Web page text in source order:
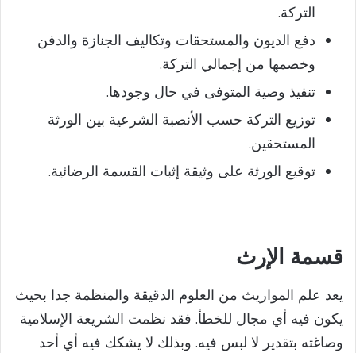
التركة.
دفع الديون والمستحقات وتكاليف الجنازة والدفن
وخصمها من إجمالي التركة.
تنفيذ وصية المتوفى في حال وجودها.
توزيع التركة حسب الأنصبة الشرعية بين الورثة
المستحقين.
توقيع الورثة على وثيقة إثبات القسمة الرضائية.
قسمة الإرث
يعد علم المواريث من العلوم الدقيقة والمنظمة جدا بحيث
يكون فيه أي مجال للخطأ. فقد نظمت الشريعة الإسلامية
وصاغته بتقدير لا لبس فيه. وبذلك لا يشكك فيه أي أحد